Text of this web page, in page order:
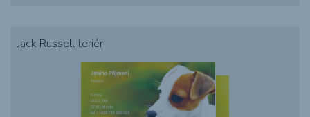
Jack Russell teriér